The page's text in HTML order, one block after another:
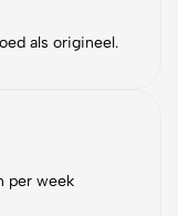
als origineel.
per week